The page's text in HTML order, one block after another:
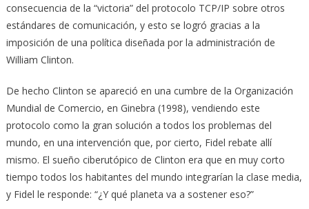
consecuencia de la “victoria” del protocolo TCP/IP sobre otros
estándares de comunicación, y esto se logró gracias a la
imposición de una política diseñada por la administración de
William Clinton.
De hecho Clinton se apareció en una cumbre de la Organización
Mundial de Comercio, en Ginebra (1998), vendiendo este
protocolo como la gran solución a todos los problemas del
mundo, en una intervención que, por cierto, Fidel rebate allí
mismo. El sueño ciberutópico de Clinton era que en muy corto
tiempo todos los habitantes del mundo integrarían la clase media,
y Fidel le responde: “¿Y qué planeta va a sostener eso?”